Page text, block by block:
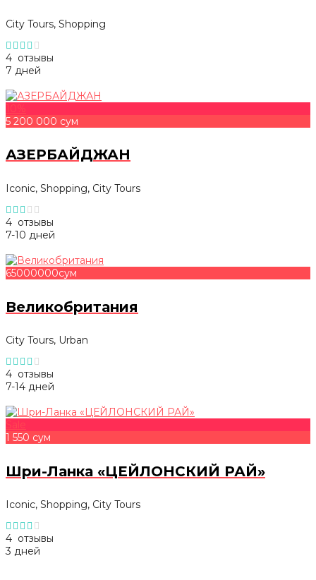
City Tours, Shopping
4 отзывы
7 дней
10%
5 200 000 сум
АЗЕРБАЙДЖАН
Iconic, Shopping, City Tours
4 отзывы
7-10 дней
65000000cум
Великобритания
City Tours, Urban
4 отзывы
7-14 дней
Sale
1 550 сум
Шри-Ланка «ЦЕЙЛОНСКИЙ РАЙ»
Iconic, Shopping, City Tours
4 отзывы
3 дней